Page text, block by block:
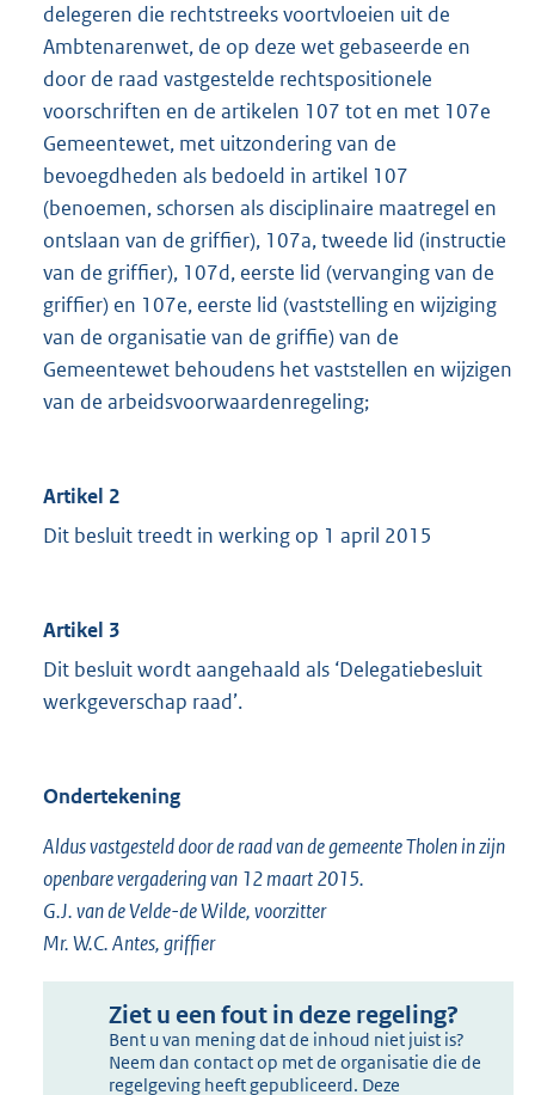
delegeren die rechtstreeks voortvloeien uit de
Ambtenarenwet, de op deze wet gebaseerde en
door de raad vastgestelde rechtspositionele
voorschriften en de artikelen 107 tot en met 107e
Gemeentewet, met uitzondering van de
bevoegdheden als bedoeld in artikel 107
(benoemen, schorsen als disciplinaire maatregel en
ontslaan van de griffier), 107a, tweede lid (instructie
van de griffier), 107d, eerste lid (vervanging van de
griffier) en 107e, eerste lid (vaststelling en wijziging
van de organisatie van de griffie) van de
Gemeentewet behoudens het vaststellen en wijzigen
van de arbeidsvoorwaardenregeling;
Artikel 2
Dit besluit treedt in werking op 1 april 2015
Artikel 3
Dit besluit wordt aangehaald als ‘Delegatiebesluit
werkgeverschap raad’.
Ondertekening
Aldus vastgesteld door de raad van de gemeente Tholen in zijn
openbare vergadering van 12 maart 2015.
G.J. van de Velde-de Wilde, voorzitter
Mr. W.C. Antes, griffier
Ziet u een fout in deze regeling?
Bent u van mening dat de inhoud niet juist is?
Neem dan contact op met de organisatie die de
regelgeving heeft gepubliceerd. Deze